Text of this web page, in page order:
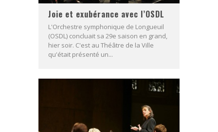
Joie et exubérance avec l’OSDL
L'Orchestre symphonique de Longueuil
(OSDL) concluait sa 29e saison en grand,
hier soir. C'est au Théâtre de la Ville
qu'était présenté un...